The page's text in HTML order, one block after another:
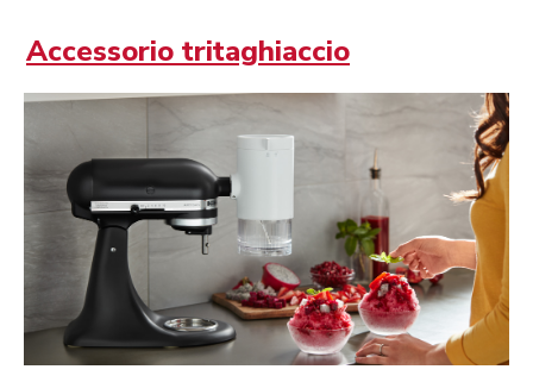
Accessorio tritaghiaccio